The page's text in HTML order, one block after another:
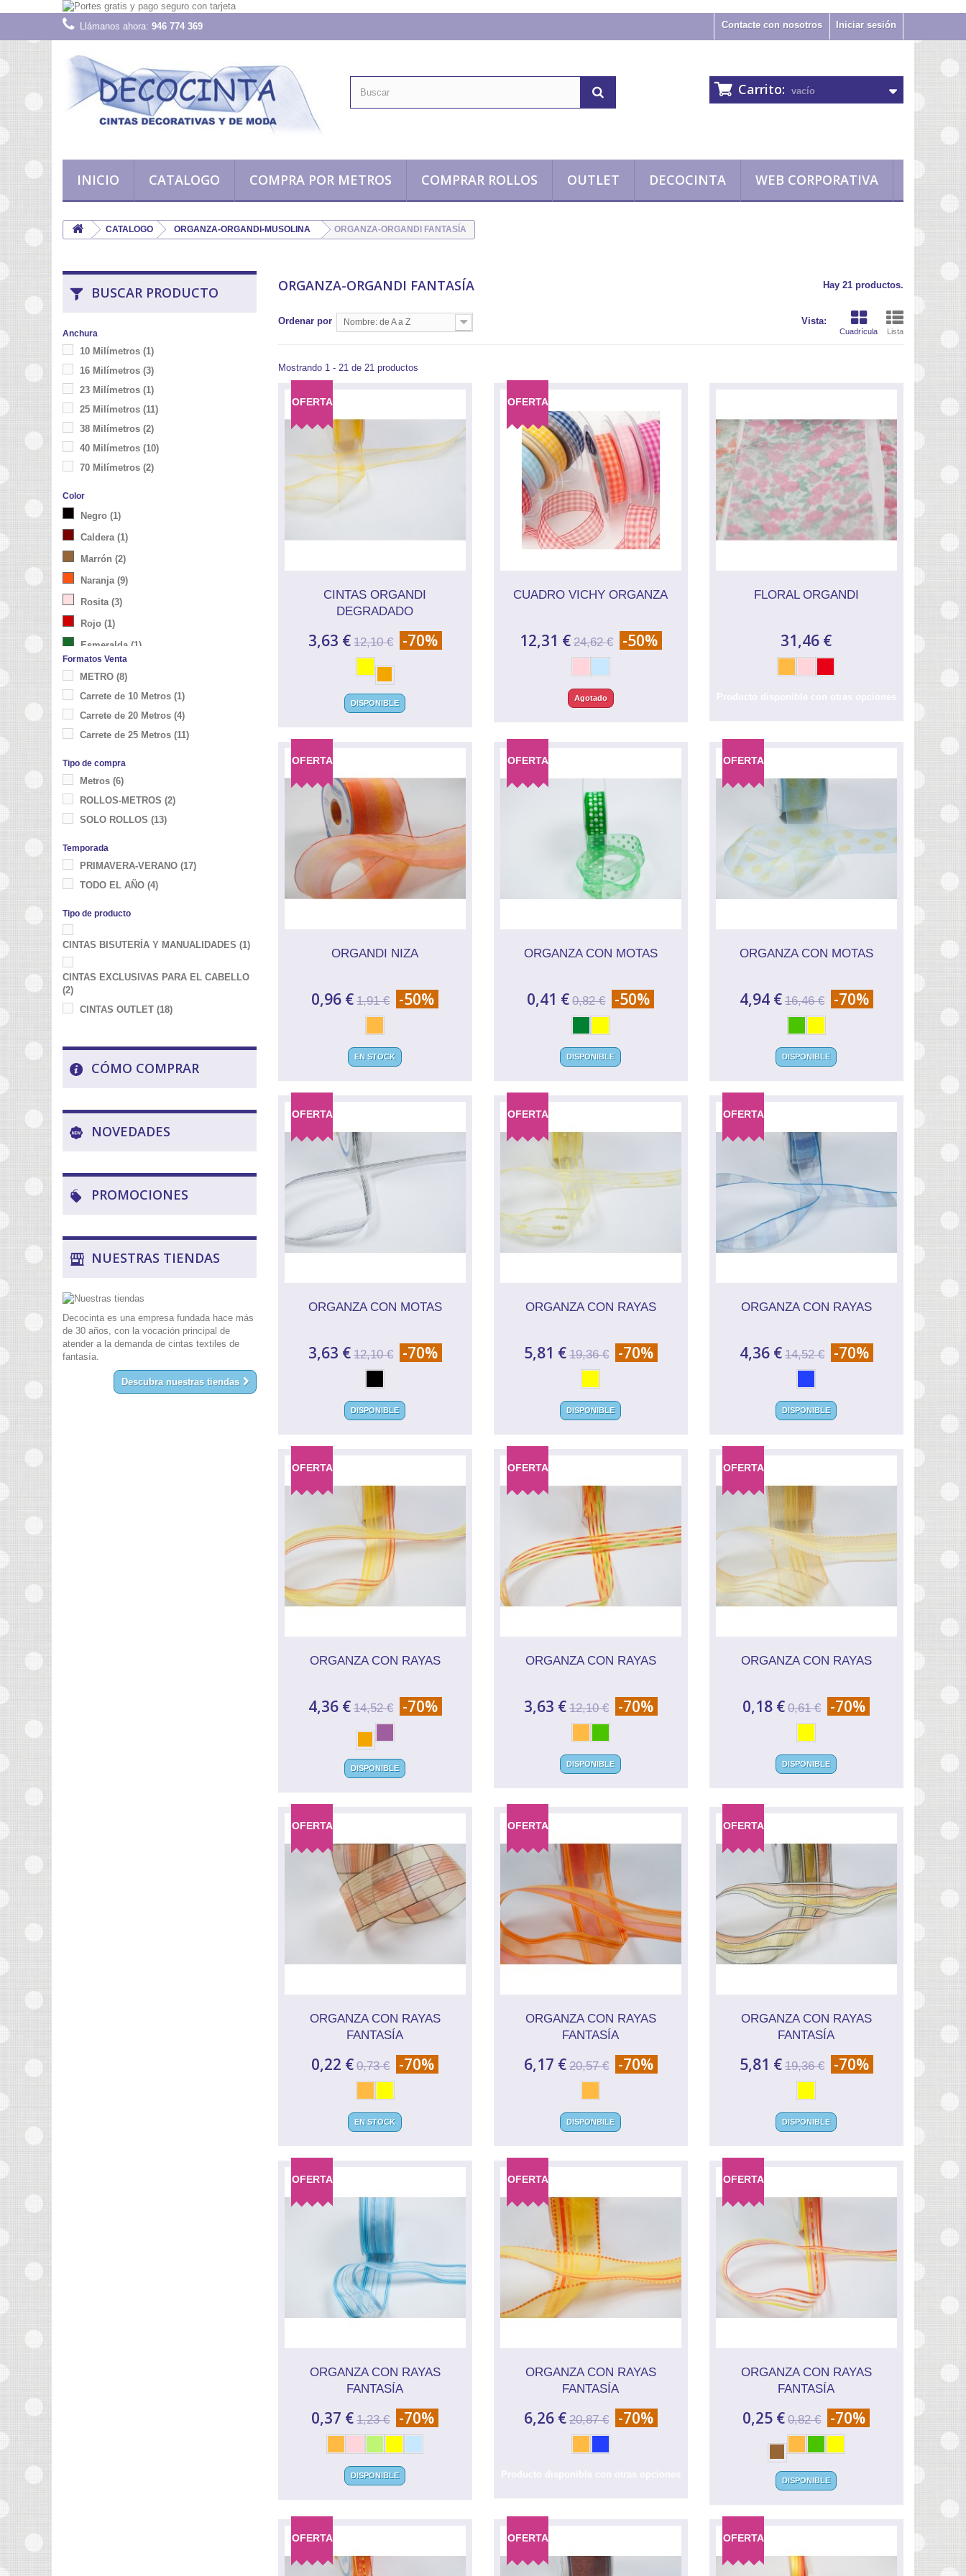
Iniciar sesión
Contacte con nosotros
Llámanos ahora: 946 774 369
Carrito: vacío
INICIO CATALOGO COMPRA POR METROS COMPRAR ROLLOS OUTLET DECOCINTA WEB CORPORATIVA
CATALOGO ORGANZA-ORGANDI-MUSOLINA ORGANZA-ORGANDI FANTASÍA
BUSCAR PRODUCTO
Anchura
10 Milímetros (1)
16 Milímetros (3)
23 Milímetros (1)
25 Milímetros (11)
38 Milímetros (2)
40 Milímetros (10)
70 Milímetros (2)
Color
Negro (1)
Caldera(1)
Marrón (2)
Naranja(9)
Rosita(3)
Rojo (1)
Esmeralda (1)
Amarillo(11)
Maiz(2)
Azul
Violeta(1)
Formatos Venta
METRO (8)
Carrete de 10 Metros (1)
Carrete de 20 Metros (4)
Carrete de 25 Metros (11)
Tipo de compra
Metros (6)
ROLLOS-METROS (2)
SOLO ROLLOS (13)
Temporada
PRIMAVERA-VERANO (17)
TODO EL AÑO (4)
Tipo de producto
CINTAS BISUTERÍA Y MANUALIDADES (1)
CINTAS EXCLUSIVAS PARA EL CABELLO
(2)
CINTAS OUTLET (18)
CÓMO COMPRAR
NOVEDADES
PROMOCIONES
NUESTRAS TIENDAS
Decocinta es una empresa fundada hace más
de 30 años, con la vocación principal de
atender a la demanda de cintas textiles de
fantasía.
Descubra nuestras tiendas
ORGANZA-ORGANDI FANTASÍA Hay 21 productos.
Vista:
Cuadrícula Lista
Ordenar por Nombre: de A a Z
Mostrando 1 - 21 de 21 productos
OFERTA
CINTAS ORGANDI
DEGRADADO
3,63 € 12,10 € -70%
DISPONIBLE
OFERTA
CUADRO VICHY ORGANZA
12,31 € 24,62 € -50%
Agotado
FLORAL ORGANDI
31,46 €
OFERTA
ORGANDI NIZA
0,96 € 1,91 € -50%
EN STOCK
OFERTA
ORGANZA CON MOTAS
0,41 € 0,82 € -50%
DISPONIBLE
OFERTA
ORGANZA CON MOTAS
4,94 € 16,46 € -70%
DISPONIBLE
OFERTA
ORGANZA CON MOTAS
3,63 € 12,10 € -70%
DISPONIBLE
OFERTA
ORGANZA CON RAYAS
5,81 € 19,36 € -70%
DISPONIBLE
OFERTA
ORGANZA CON RAYAS
4,36 € 14,52 € -70%
DISPONIBLE
OFERTA
ORGANZA CON RAYAS
4,36 € 14,52 € -70%
DISPONIBLE
OFERTA
ORGANZA CON RAYAS
3,63 € 12,10 € -70%
DISPONIBLE
OFERTA
ORGANZA CON RAYAS
0,18 € 0,61 € -70%
DISPONIBLE
OFERTA
ORGANZA CON RAYAS
FANTASÍA
0,22 € 0,73 € -70%
EN STOCK
OFERTA
ORGANZA CON RAYAS
FANTASÍA
6,17 € 20,57 € -70%
DISPONBILE
OFERTA
ORGANZA CON RAYAS
FANTASÍA
5,81 € 19,36 € -70%
DISPONIBLE
OFERTA
ORGANZA CON RAYAS
FANTASÍA
0,37 € 1,23 € -70%
DISPONIBLE
OFERTA
ORGANZA CON RAYAS
FANTASÍA
6,26 € 20,87 € -70%
OFERTA
ORGANZA CON RAYAS
FANTASÍA
0,25 € 0,82 € -70%
DISPONIBLE
OFERTA OFERTA OFERTA